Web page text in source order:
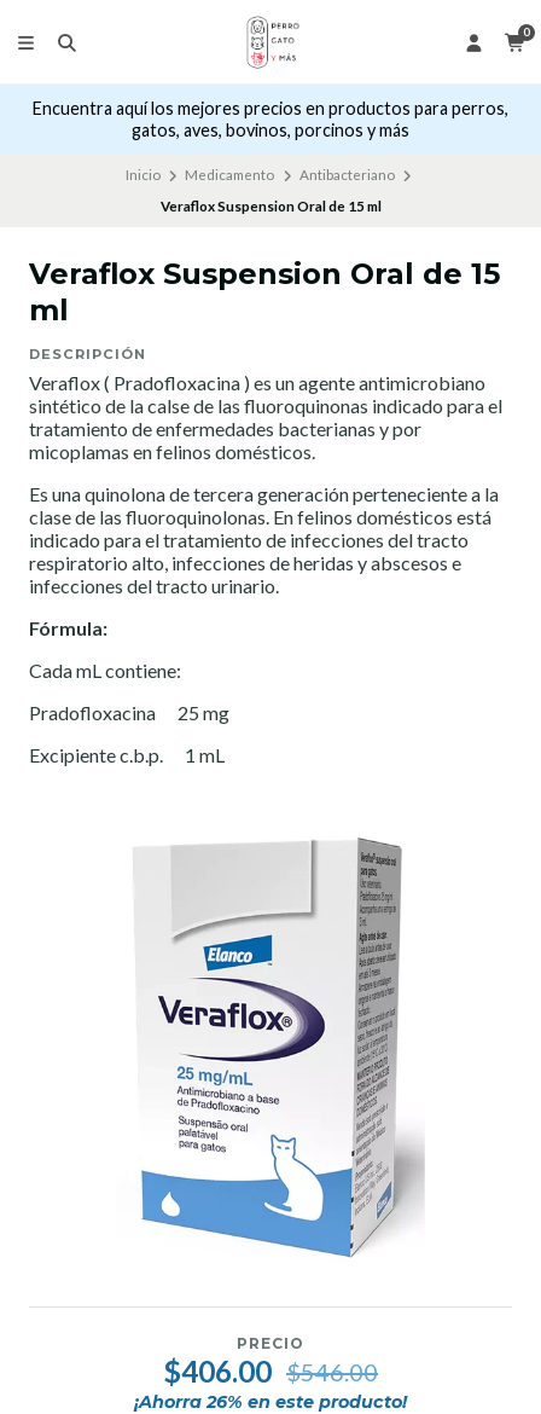
0
Encuentra aquí los mejores precios en productos para perros,
gatos, aves, bovinos, porcinos y más
Inicio Medicamento
Antibacteriano
Veraflox Suspension Oral de 15 ml
Veraflox Suspension Oral de 15
ml
DESCRIPCIÓN
Veraflox ( Pradofloxacina ) es un agente antimicrobiano
sintético de la calse de las fluoroquinonas indicado para el
tratamiento de enfermedades bacterianas y por
micoplamas en felinos domésticos.
Es una quinolona de tercera generación perteneciente a la
clase de las fluoroquinolonas. En felinos domésticos está
indicado para el tratamiento de infecciones del tracto
respiratorio alto, infecciones de heridas y abscesos e
infecciones del tracto urinario.
Fórmula:
Cada mL contiene:
Pradofloxacina 25 mg
Excipiente c.b.p. 1 mL
PRECIO
$406.00 $546.00
¡Ahorra 26% en este producto!